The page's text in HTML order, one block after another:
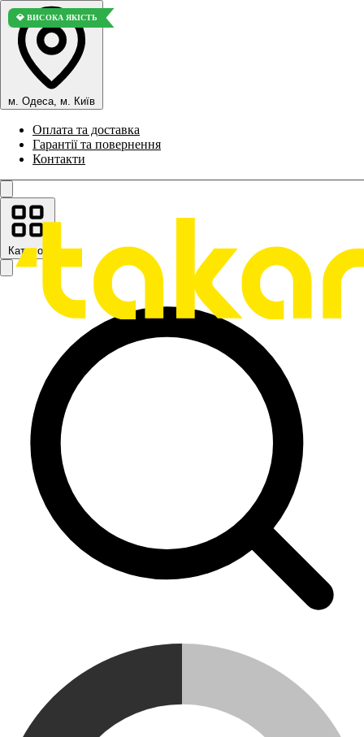
м. Одеса, м. Київ
Оплата та доставка
Гарантії та повернення
Контакти
Каталог
💎 ВИСОКА ЯКІСТЬ